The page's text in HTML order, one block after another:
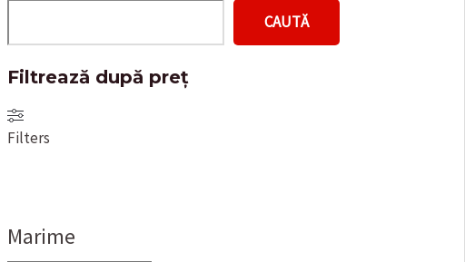
CAUTĂ
Filtrează după preț
Filters
Marime